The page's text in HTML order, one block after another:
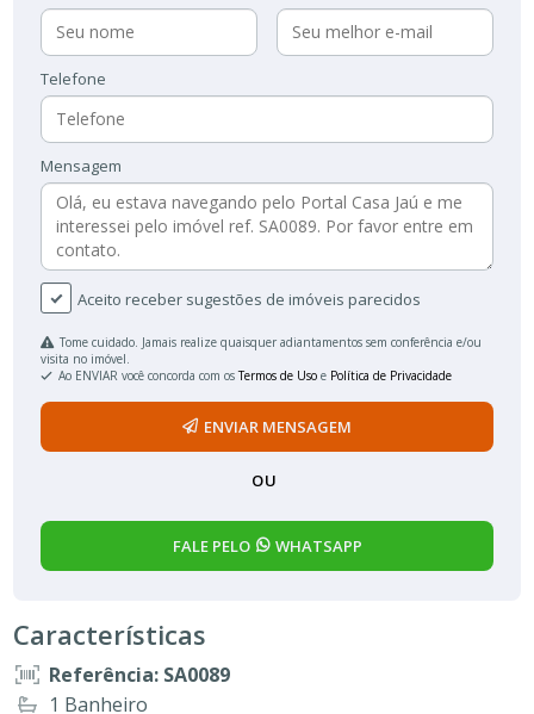
Telefone
Mensagem
Aceito receber sugestões de imóveis parecidos
Tome cuidado. Jamais realize quaisquer adiantamentos sem conferência e/ou
visita no imóvel.
Ao ENVIAR você concorda com osTermos de Uso e Política de Privacidade
ENVIAR MENSAGEM
OU
FALE PELO WHATSAPP
Características
Referência: SA0089
1 Banheiro